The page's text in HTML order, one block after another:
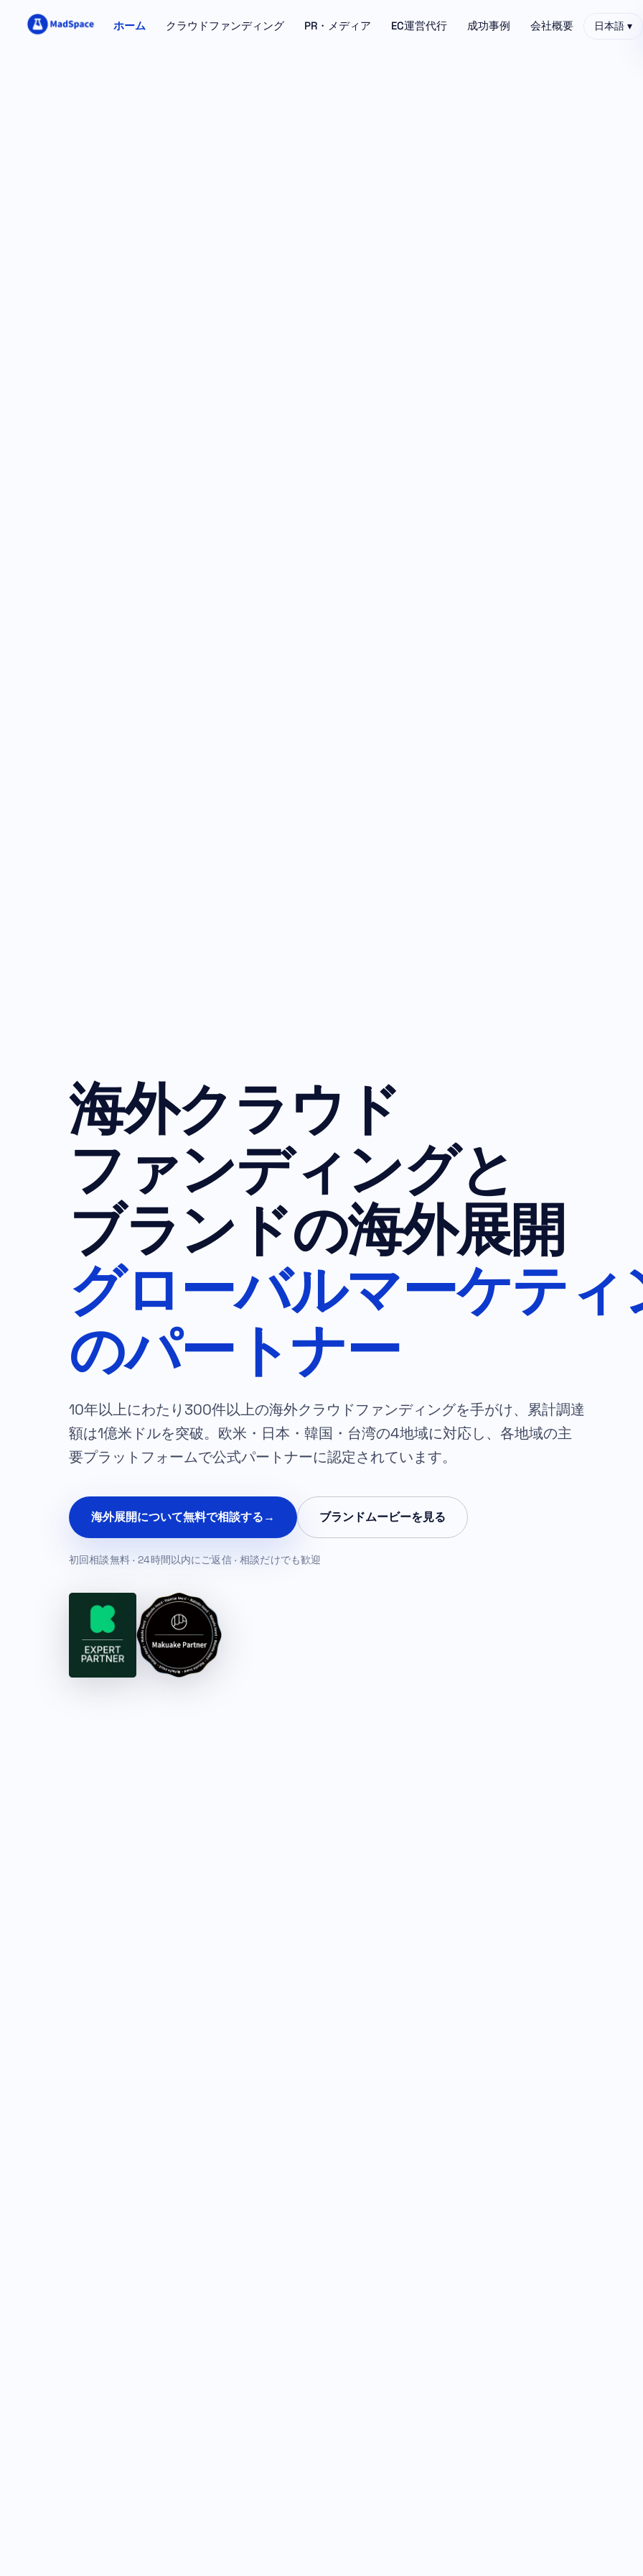
ホーム クラウドファンディング PR・メディア EC運営代行 成功事例 会社概要 日本語 ▾
海外クラウド
ファンディングと
ブランドの海外展開
グローバルマーケティ
のパートナー
10年以上にわたり300件以上の海外クラウドファンディングを手がけ、累計調達
額は1億米ドルを突破。欧米・日本・韓国・台湾の4地域に対応し、各地域の主
要プラットフォームで公式パートナーに認定されています。
海外展開について無料で相談する→ ブランドムービーを見る
初回相談無料 · 24時間以内にご返信 · 相談だけでも歓迎